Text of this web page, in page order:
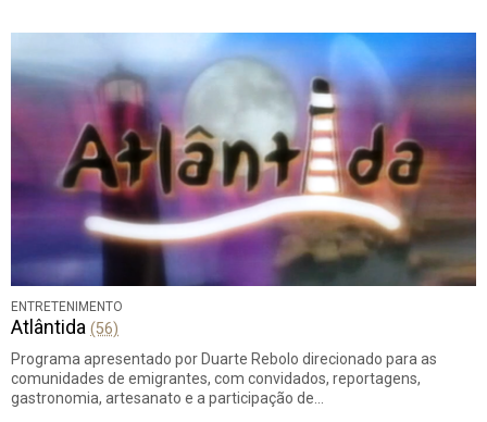
ENTRETENIMENTO
Atlântida (56)
Programa apresentado por Duarte Rebolo direcionado para as
comunidades de emigrantes, com convidados, reportagens,
gastronomia, artesanato e a participação de…